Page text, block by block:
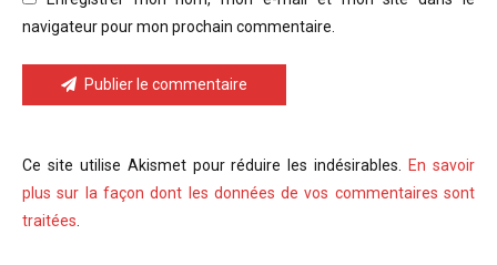
navigateur pour mon prochain commentaire.
Publier le commentaire
Ce site utilise Akismet pour réduire les indésirables.
En savoir
plus sur la façon dont les données de vos commentaires sont
traitées